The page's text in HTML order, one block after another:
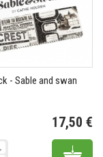
- Sable and swan
17,50 €
Add